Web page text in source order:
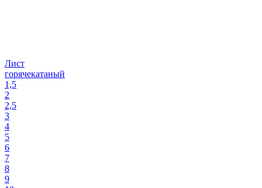
Лист
горячекатаный
1,5
2
2,5
3
4
5
6
7
8
9